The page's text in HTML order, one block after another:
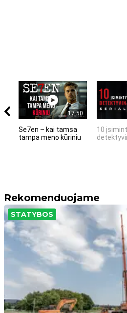
17:50
Se7en – kai tamsa
tampa meno kūriniu
10
Rekomenduojame
STATYBOS